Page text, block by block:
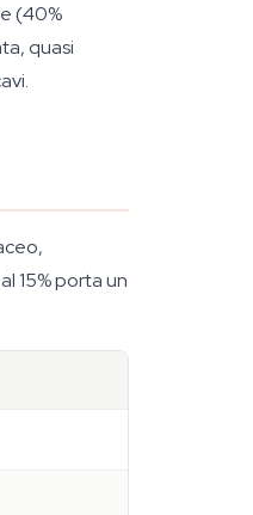
(40%
quasi
15% porta un